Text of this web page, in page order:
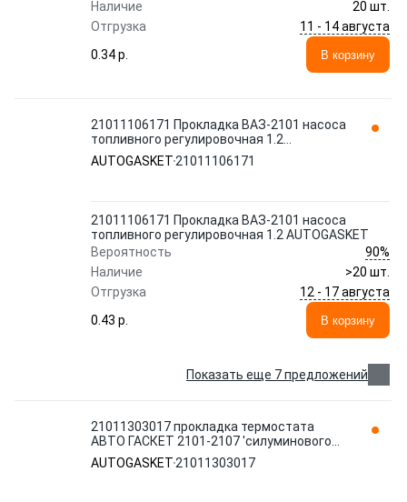
Наличие
20 шт.
Отгрузка
11 - 14 августа
0.34 p.
В корзину
21011106171 Прокладка ВАЗ-2101 насоса
топливного регулировочная 1.2
AUTOGASKET
AUTOGASKET 21011106171
21011106171 Прокладка ВАЗ-2101 насоса
топливного регулировочная 1.2 AUTOGASKET
Вероятность
90%
Наличие
>20 шт.
Отгрузка
12 - 17 августа
0.43 p.
В корзину
Показать еще 7 предложений
21011303017 прокладка термостата
АВТО ГАСКЕТ 2101-2107 'силуминового
патрубка в инд. упак. фас. мин.
AUTOGASKET
AUTOGASKET 21011303017